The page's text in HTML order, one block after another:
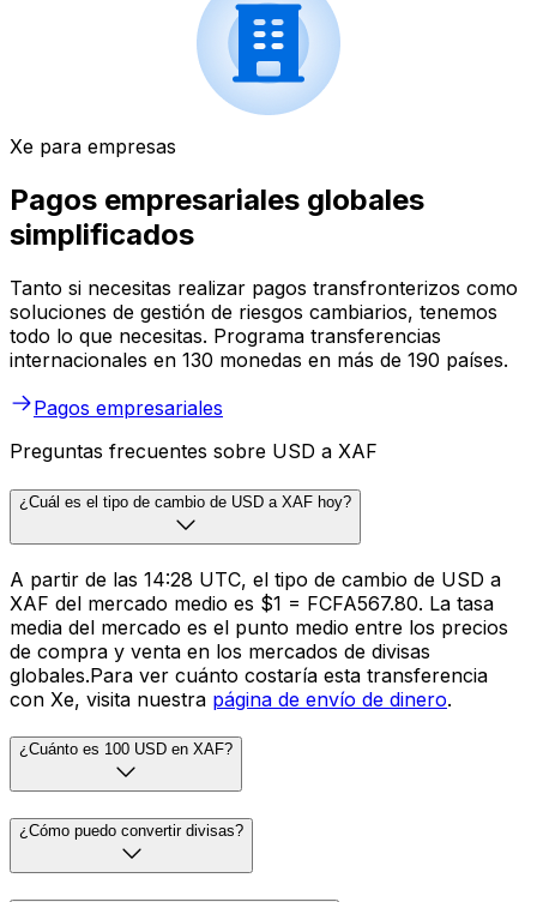
Xe para empresas
Pagos empresariales globales
simplificados
Tanto si necesitas realizar pagos transfronterizos como
soluciones de gestión de riesgos cambiarios, tenemos
todo lo que necesitas. Programa transferencias
internacionales en 130 monedas en más de 190 países.
Pagos empresariales
Preguntas frecuentes sobre USD a XAF
¿Cuál es el tipo de cambio de USD a XAF hoy?
A partir de las 14:28 UTC, el tipo de cambio de USD a
XAF del mercado medio es $1 = FCFA567.80. La tasa
media del mercado es el punto medio entre los precios
de compra y venta en los mercados de divisas
globales.Para ver cuánto costaría esta transferencia
con Xe, visita nuestra página de envío de dinero.
¿Cuánto es 100 USD en XAF?
¿Cómo puedo convertir divisas?